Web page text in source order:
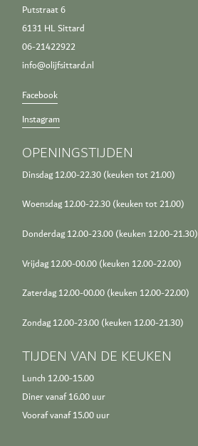
Putstraat 6
6131 HL Sittard
06-21422922
info@olijfsittard.nl
Facebook
Instagram
OPENINGSTIJDEN
Dinsdag 12.00-22.30 (keuken tot 21.00)
Woensdag 12.00-22.30 (keuken tot 21.00)
Donderdag 12.00-23.00 (keuken 12.00-21.30)
Vrijdag 12.00-00.00 (keuken 12.00-22.00)
Zaterdag 12.00-00.00 (keuken 12.00-22.00)
Zondag 12.00-23.00 (keuken 12.00-21.30)
TIJDEN VAN DE KEUKEN
Lunch 12.00-15.00
Diner vanaf 16.00 uur
Vooraf vanaf 15.00 uur